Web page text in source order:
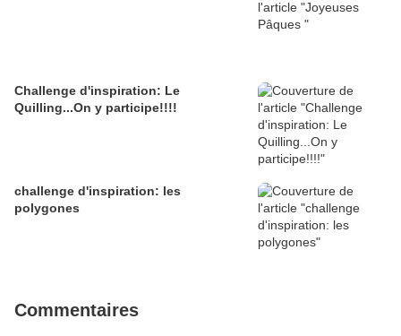
Challenge d'inspiration: Le
Quilling...On y participe!!!!
challenge d'inspiration: les
polygones
Commentaires